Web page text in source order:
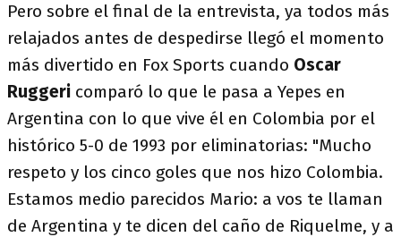
Pero sobre el final de la entrevista, ya todos más
relajados antes de despedirse llegó el momento
más divertido en Fox Sports cuando Oscar
Ruggeri comparó lo que le pasa a Yepes en
Argentina con lo que vive él en Colombia por el
histórico 5-0 de 1993 por eliminatorias: "Mucho
respeto y los cinco goles que nos hizo Colombia.
Estamos medio parecidos Mario: a vos te llaman
de Argentina y te dicen del caño de Riquelme, y a